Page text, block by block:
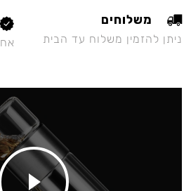
משלוחים
ניתן להזמין משלוח עד הבית